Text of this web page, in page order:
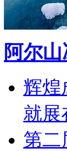
阿尔
辉
就展
第二